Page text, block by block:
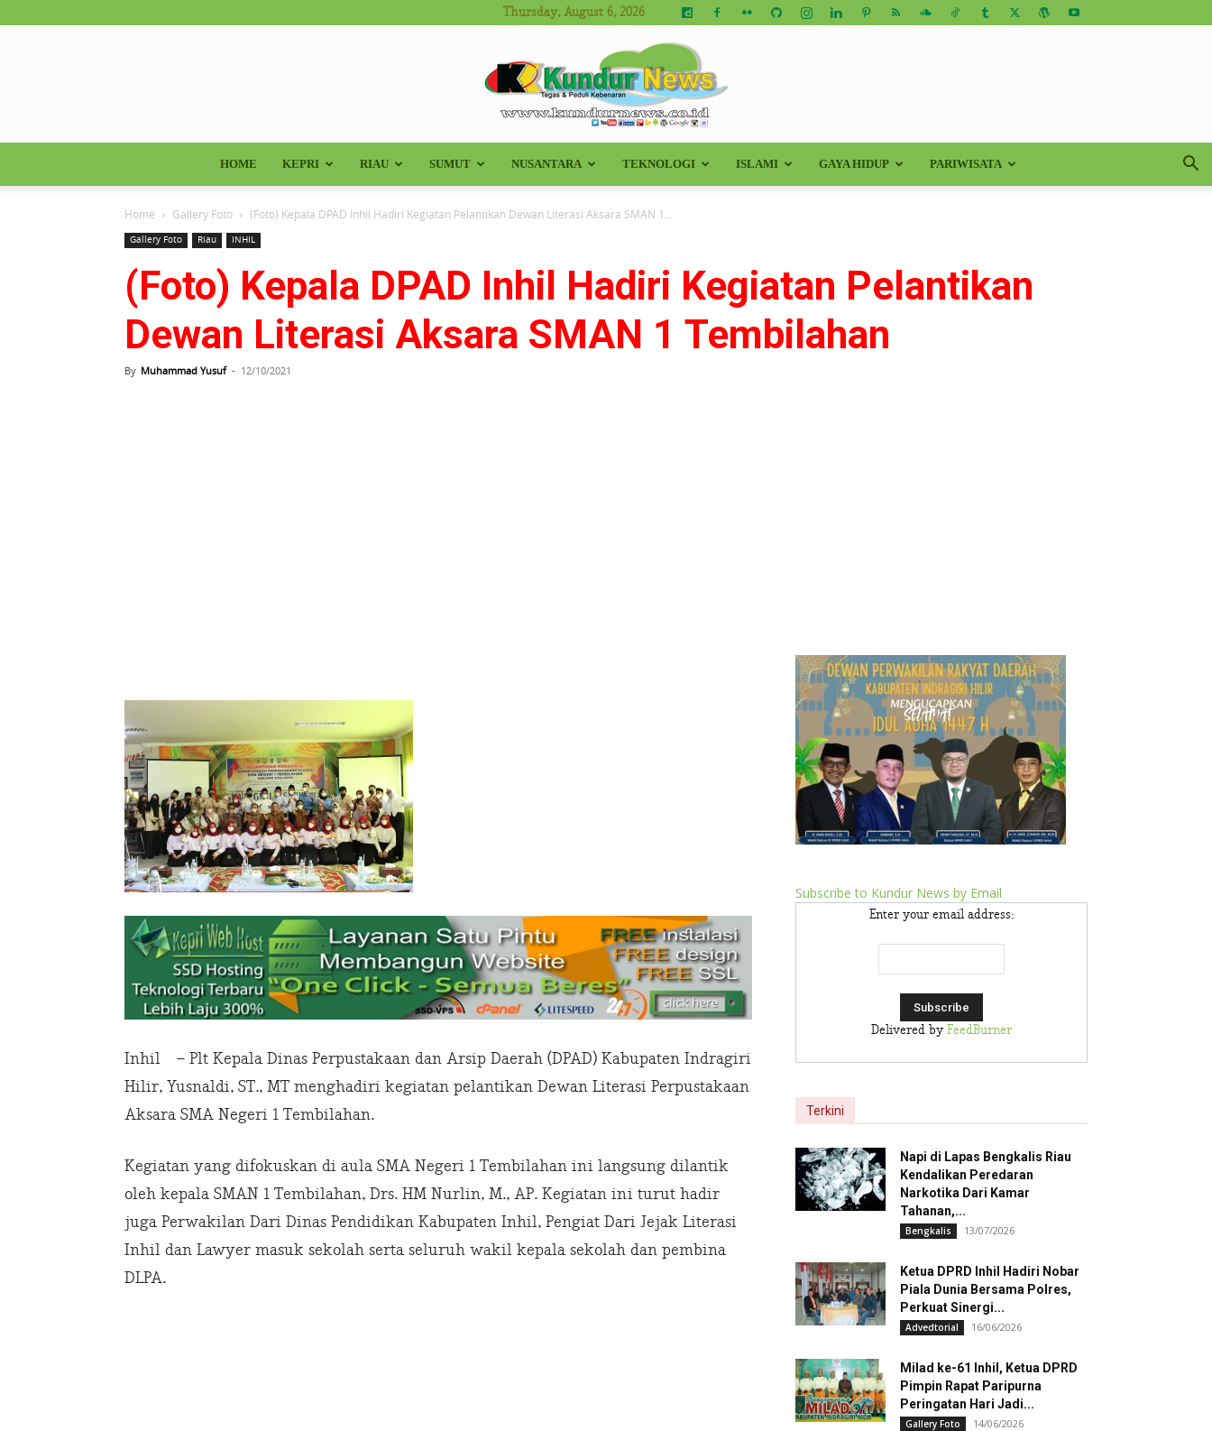
Thursday, August 6, 2026
Kundur
News
HOME KEPRI RIAU SUMUT NUSANTARA TEKNOLOGI ISLAMI GAYA HIDUP PARIWISATA
Home Gallery Foto (Foto) Kepala DPAD Inhil Hadiri Kegiatan Pelantikan Dewan Literasi Aksara SMAN 1...
Gallery Foto Riau INHIL
(Foto) Kepala DPAD Inhil Hadiri Kegiatan Pelantikan
Dewan Literasi Aksara SMAN 1 Tembilahan
By Muhammad Yusuf - 12/10/2021
Inhil – Plt Kepala Dinas Perpustakaan dan Arsip Daerah (DPAD) Kabupaten Indragiri
Hilir, Yusnaldi, ST., MT menghadiri kegiatan pelantikan Dewan Literasi Perpustakaan
Aksara SMA Negeri 1 Tembilahan.
Kegiatan yang difokuskan di aula SMA Negeri 1 Tembilahan ini langsung dilantik
oleh kepala SMAN 1 Tembilahan, Drs. HM Nurlin, M., AP. Kegiatan ini turut hadir
juga Perwakilan Dari Dinas Pendidikan Kabupaten Inhil, Pengiat Dari Jejak Literasi
Inhil dan Lawyer masuk sekolah serta seluruh wakil kepala sekolah dan pembina
DLPA.
Subscribe to Kundur News by Email
Enter your email address:
Delivered by FeedBurner
Terkini
Napi di Lapas Bengkalis Riau
Kendalikan Peredaran
Narkotika Dari Kamar
Tahanan,...
Bengkalis 13/07/2026
Ketua DPRD Inhil Hadiri Nobar
Piala Dunia Bersama Polres,
Perkuat Sinergi...
Advedtorial 16/06/2026
Milad ke-61 Inhil, Ketua DPRD
Pimpin Rapat Paripurna
Peringatan Hari Jadi...
Gallery Foto 14/06/2026